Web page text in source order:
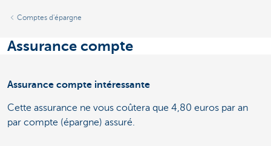
Comptes d'épargne
Assurance compte
Assurance compte intéressante
Cette assurance ne vous coûtera que 4,80 euros par an
par compte (épargne) assuré.